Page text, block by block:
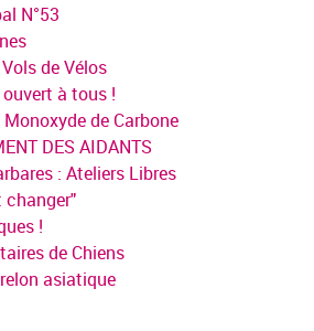
N°53
de Vélos
à tous !
de Carbone
DES AIDANTS
: Ateliers Libres
changer"
!
de Chiens
asiatique